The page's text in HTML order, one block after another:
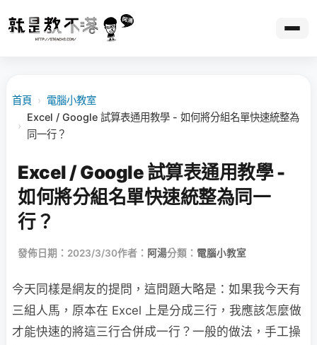
首頁 › 電腦小教室
›
Excel / Google 試算表通用教學 - 如何將分組名單快速統整為
同一行？
Excel / Google 試算表通用教學 -
如何將分組名單快速統整為同一
行？
發佈日期：2023/3/30作者： 阿湯分類： 電腦小教室
今天同樣是網友的提問，這問題大略是：如果我今天有
三組人馬，原本在 Excel 上是分成三行，我應該怎麼做
才能快速的將這三行合併成一行？一般的做法，手工操